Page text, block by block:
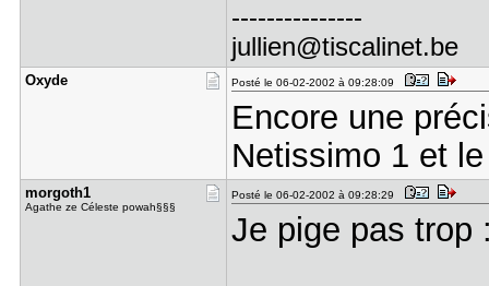
---------------
jullien@tiscalinet.be
Oxyde Posté le 06-02-2002 à 09:28:09
Encore une
Netissimo 1 et
morgoth1
Agathe ze Céleste powah§§§
Posté le 06-02-2002 à 09:28:29
Je pige pas trop